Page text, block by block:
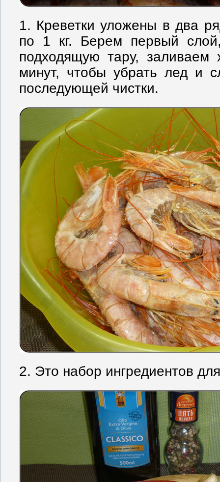
1. Креветки уложены в два
по 1 кг. Берем первый
подходящую тару,
минут, чтобы убрать лед и
последующей чистки.
2. Это набор ингредиентов